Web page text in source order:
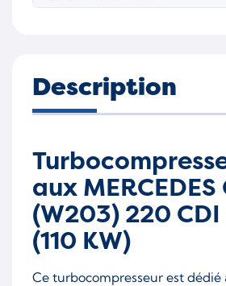
Description
aux MERCEDES
(W203) 220 CDI
(110 KW)
Ce turbocompresseur est dédié